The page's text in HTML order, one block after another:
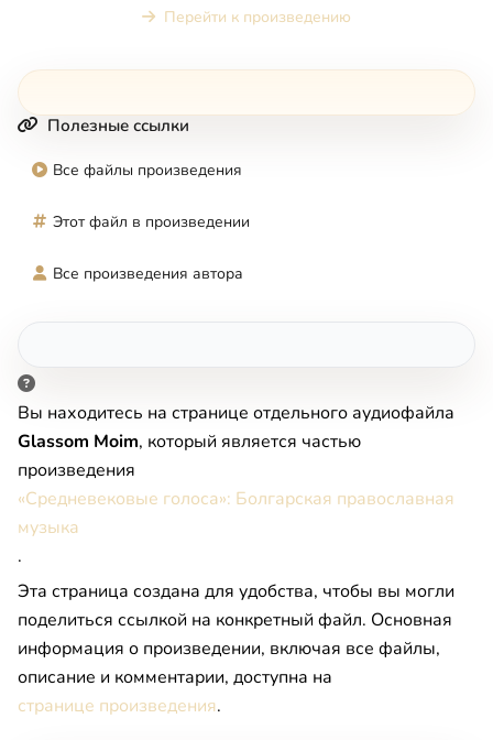
Перейти к произведению
Полезные ссылки
Все файлы произведения
Этот файл в произведении
Все произведения автора
Вы находитесь на странице отдельного аудиофайла
Glassom Moim, который является частью
произведения
«Средневековые голоса»: Болгарская православная
музыка
.
Эта страница создана для удобства, чтобы вы могли
поделиться ссылкой на конкретный файл. Основная
информация о произведении, включая все файлы,
описание и комментарии, доступна на
странице произведения.